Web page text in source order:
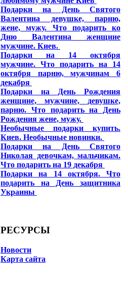
Подарки на День Святого
Валентина девушке, парню,
жене, мужу. Что подарить ко
Дню Валентина женщине
мужчине. Киев.
Подарки на 14 октября
мужчине. Что подарить на 14
октября парню, мужчинам 6
декабря
Подарки на День Рождения
женщине, мужчине, девушке,
парню. Что подарить на День
Рождения жене, мужу.
Необычные подарки купить.
Киев. Необычные новинки.
Подарки на День Святого
Николая девочкам, мальчикам.
Что подарить на 19 декабря
Подарки на 14 октября. Что
подарить на День защитника
Украины
РЕСУРСЫ
Новости
Карта сайта